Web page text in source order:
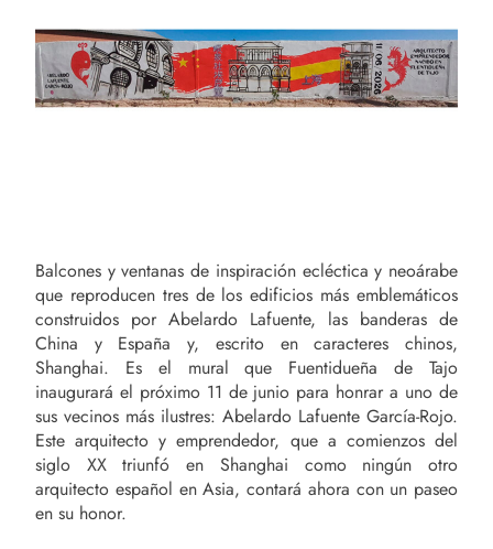
Balcones y ventanas de inspiración ecléctica y neoárabe
que reproducen tres de los edificios más emblemáticos
construidos por Abelardo Lafuente, las banderas de
China y España y, escrito en caracteres chinos,
Shanghai. Es el mural que Fuentidueña de Tajo
inaugurará el próximo 11 de junio para honrar a uno de
sus vecinos más ilustres: Abelardo Lafuente García-Rojo.
Este arquitecto y emprendedor, que a comienzos del
siglo XX triunfó en Shanghai como ningún otro
arquitecto español en Asia, contará ahora con un paseo
en su honor.